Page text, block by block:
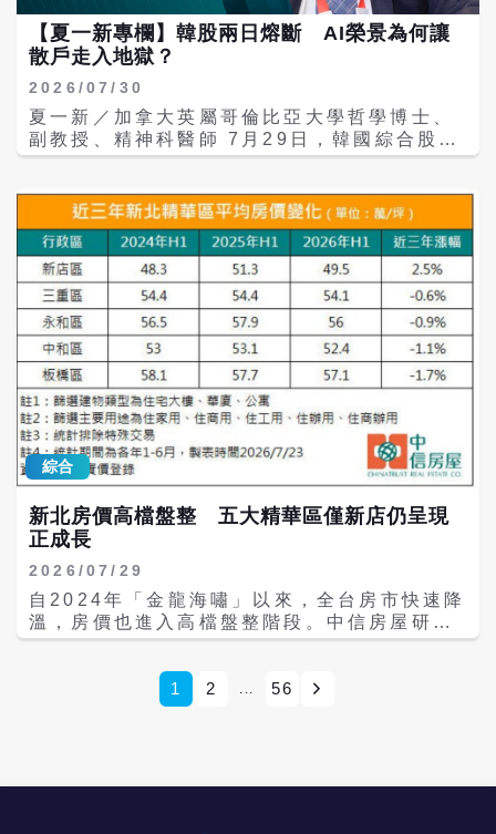
的地震，防災改革刻不容緩。他表示，自己從
擔任花蓮市長到現任縣議員，始終站在防災第
一線，也深知花蓮防災最大的問題不在缺乏建
議，而在缺乏改革。無論是市長任內推動改
自治層級與職權，難以全面落實。正因如此，
他決定投入花蓮縣長選舉，希望進入地方一級
會擔任縣長，將成立跨局處防災專責單位，整
合物資、人力與資訊，建立高效率的橫向協調
機制，完善花蓮防災治理體系。他表示，防災
攸關全民生命財產安全，應以專業為本、超越
黨派，並打造公開透明、廉潔有效的縣政治
理，確保每一分防災資源都能妥善配置、發揮
最大效益。防災不能只是災後應變，而是政府
平時就必須落實的責任，唯有持續改革、超前
部署，才能提升花蓮面對災害的整體韌性。
【夏一新專欄】韓股兩日熔斷 AI榮景為何讓
散戶走入地獄？
2026/07/30
夏一新／加拿大英屬哥倫比亞大學哲學博士、
副教授、精神科醫師 7月29日，韓國綜合股價
指數（KOSPI）連續第二個交易日重挫，盤中
機制；終場下跌360.42點、跌幅5.98%，收
在5663.24點。短短兩個交易日，KOSPI從約
6756點跌至5663點，累計跌幅超過16%，也
創下韓股首次連續兩日觸發熔斷的紀錄。即使
SK海力士公布獲利近六倍成長的財報，股價仍
下跌9.6%；三星電子也下跌5.2%。事後，南
韓財政部長具潤哲在國會公開道歉，承認政府
今年5月開放單一股票槓桿ETF時，未充分評
估可能帶來的市場風險。 韓國股市原本就高度
集中，三星電子與SK海力士合計占KOSPI市
值超過一半。這波AI行情升溫後，許多散戶跟
著進場，不僅融資買股，也買進追蹤單一股票
的兩倍槓桿ETF，投機氣氛愈來愈濃。《韓國
產管理公司執行長公開呼籲投資人退出自家發
行的槓桿商品；也有散戶寧可在美國市場溢價
買進SK海力士的美國存託憑證（ADR），只
司股票得以在美國市場交易的存託憑證。 財報
沒有崩，市場預期先鬆動 《金融時報》
的並不是SK海力士一家公司的財報不好，而是
全球AI投資是否應該重新估價。過去兩年，
轉化為穩定獲利？企業現金流下滑、負債增
綜合
新北房價高檔盤整 五大精華區僅新店仍呈現
正成長
2026/07/29
自2024年「金龍海嘯」以來，全台房市快速降
溫，房價也進入高檔盤整階段。中信房屋研展
室彙整實價登錄資料統計，今年上半年，新北
交單價為每坪57.1萬元，較2024年同期下修
1.7%；中和區由53萬元降至52.4萬元，跌幅
1 2 ... 56